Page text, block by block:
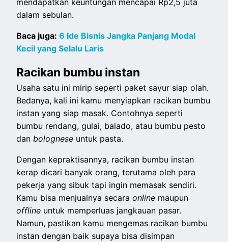
mendapatkan keuntungan mencapai Rp2,5 juta
dalam sebulan.
Baca juga:6 Ide Bisnis Jangka Panjang Modal
Kecil yang Selalu Laris
Racikan bumbu instan
Usaha satu ini mirip seperti paket sayur siap olah.
Bedanya, kali ini kamu menyiapkan racikan bumbu
instan yang siap masak. Contohnya seperti
bumbu rendang, gulai, balado, atau bumbu pesto
danbolognese untuk pasta.
Dengan kepraktisannya, racikan bumbu instan
kerap dicari banyak orang, terutama oleh para
pekerja yang sibuk tapi ingin memasak sendiri.
Kamu bisa menjualnya secaraonline maupun
offline untuk memperluas jangkauan pasar.
Namun, pastikan kamu mengemas racikan bumbu
instan dengan baik supaya bisa disimpan